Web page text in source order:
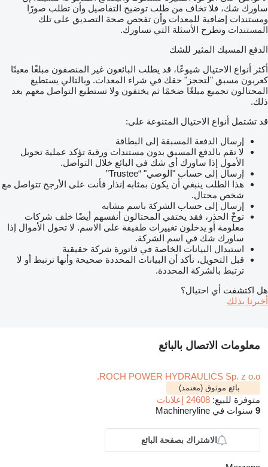
ساورك شك، فلا تخاف من طلب توضيح التفاصيل وأن تطلب صورًا
ومستندات إضافية للمعدات وأن تفحص صحة التصديق على تلك
المستندات وتطرح الأسئلة التي تساورك.
الدفع المسبك المثير للشك
أكثر أنواع الاحتيال شيوعًا، قد يطلب البائعون غير المنصفون مبلغًا معينًا
كعربون مسبق "لتحجز" حقك في شراء المعدات. وبالتالي يستطيع
المحتالون تجميع مبلغًا ضخمًا ثم يختفون ولا تستطيع التواصل معهم بعد
ذلك.
قد تشتمل أنواع الاحتيال المتنوعة على:
إرسال الدفعة المسبقة إلى البطاقة
لا تقم بالدفع المسبق بدون مستندات ورقية تؤكد عملية تحويل
الأمول إذا ساورك أي شك في البائع خلال التواصل.
إرسال إلى حساب "الوصي" “Trustee”
هذا الطلب ينبغي أن يكون بمثابه إنذار فأنت على الأرجح تتواصل مع
شخص محتال.
إرسال إلى حساب الشركة باسم مشابه
توخّ الحذر، فقد يختفي المحتالون أنفسهم أيضًا خلف شركات
معلومة أو يدخلون تغييرات طفيفة على الاسم. لا تحول الأموال إذا
ساورك شك في اسم الشركة.
استبدال البيانات الخاصة في فاتورة شركة حقيقية
قبل التحويل، تأكد أن البيانات المحددة صحيحة وأنها ترتبط أو لا
ترتبط بالشركة المحددة.
هل اكتشفت أي احتيال؟
أخبرنا بذلك
معلومات الاتصال بالبائع
ROCH POWER HYDRAULICS Sp. z o.o.
بائع موثوق (معتمد)
متوفرة للبيع: 24608 إعلانات
9 سنوات في Machineryline
الاشتراك بصفحة البائع